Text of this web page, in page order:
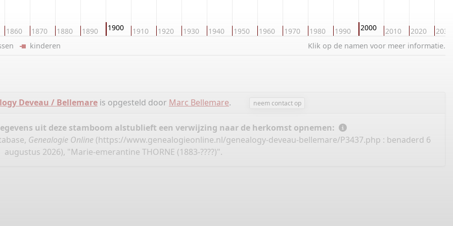
1860 1870 1880 1890 1900 1910 1920 1930 1940 1950 1960 1970 1980 1990 2000 2010 2020 2030
Klik op de namen voor meer informatie.
kinderen
Deveau / Bellemareis opgesteld door Marc Bellemare. neem contact op
uit deze stamboom alstublieft een verwijzing naar de herkomst opnemen:
Genealogie Online (https://www.genealogieonline.nl/genealogy-deveau-bellemare/P3437.php : benaderd 6
augustus 2026), "Marie-emerantine THORNE (1883-????)".